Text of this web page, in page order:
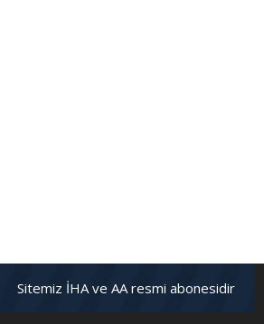
Sitemiz İHA ve AA resmi abonesidir